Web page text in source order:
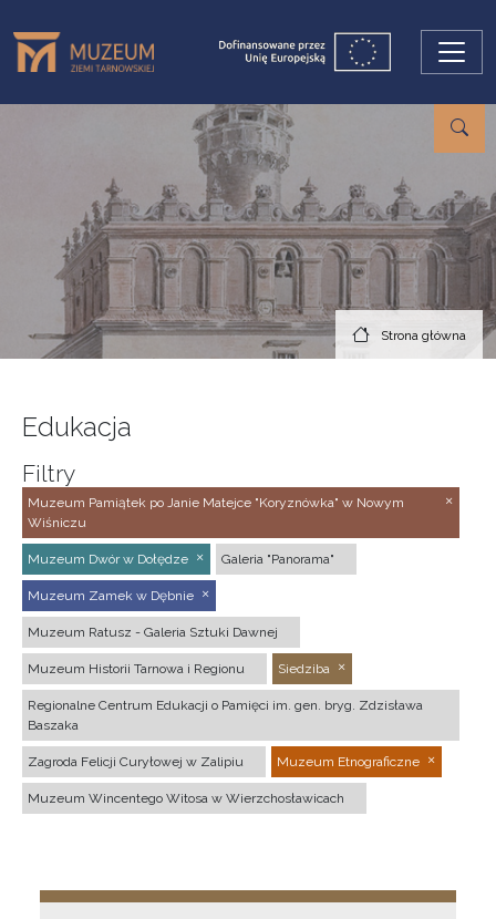
Strona główna
Edukacja
Filtry
Muzeum Pamiątek po Janie Matejce "Koryznówka" w Nowym
Wiśniczu
Muzeum Dwór w Dołędze Galeria "Panorama"
Muzeum Zamek w Dębnie
Muzeum Ratusz - Galeria Sztuki Dawnej
Muzeum Historii Tarnowa i Regionu Siedziba
Regionalne Centrum Edukacji o Pamięci im. gen. bryg. Zdzisława
Baszaka
Zagroda Felicji Curyłowej w Zalipiu Muzeum Etnograficzne
Muzeum Wincentego Witosa w Wierzchosławicach